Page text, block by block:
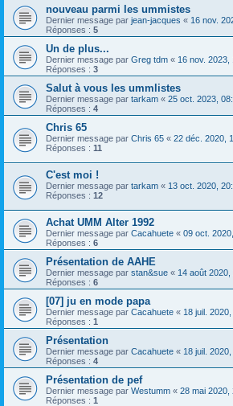
nouveau parmi les ummistes
Dernier message par jean-jacques « 16 nov.
Réponses : 5
Un de plus...
Dernier message par Greg tdm « 16 nov. 2023,
Réponses : 3
Salut à vous les ummlistes
Dernier message par tarkam « 25 oct. 2023,
Réponses : 4
Chris 65
Dernier message par Chris 65 « 22 déc. 2020,
Réponses : 11
C'est moi !
Dernier message par tarkam « 13 oct. 2020,
Réponses : 12
Achat UMM Alter 1992
Dernier message par Cacahuete « 09 oct.
Réponses : 6
Présentation de AAHE
Dernier message par stan&sue « 14 août 2020,
Réponses : 6
[07] ju en mode papa
Dernier message par Cacahuete « 18 juil.
Réponses : 1
Présentation
Dernier message par Cacahuete « 18 juil.
Réponses : 4
Présentation de pef
Dernier message par Westumm « 28 mai 2020,
Réponses : 1